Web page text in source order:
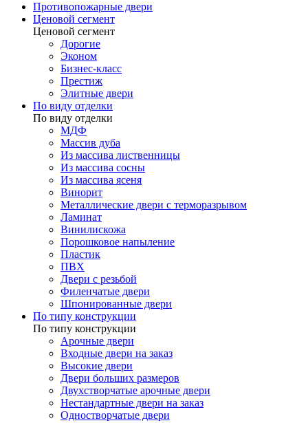
Противопожарные двери
Ценовой сегмент
Ценовой сегмент
Дорогие
Эконом
Бизнес-класс
Престиж
Элитные двери
По виду отделки
По виду отделки
МДФ
Массив дуба
Из массива лиственницы
Из массива сосны
Из массива ясеня
Винорит
Металлические двери с терморазрывом
Ламинат
Винилискожа
Порошковое напыление
Пластик
ПВХ
Двери с резьбой
Филенчатые двери
Шпонированные двери
По типу конструкции
По типу конструкции
Арочные двери
Входные двери на заказ
Высокие двери
Двери больших размеров
Двухстворчатые арочные двери
Нестандартные двери на заказ
Одностворчатые двери